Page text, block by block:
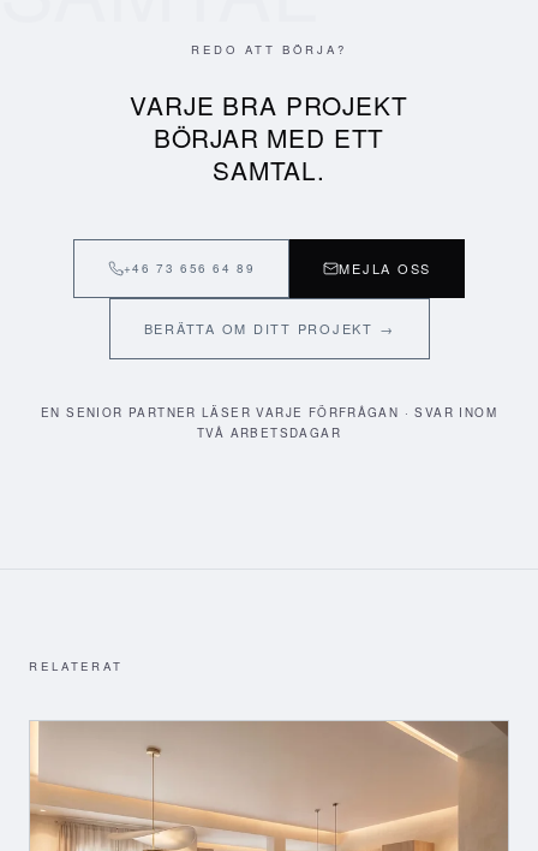
REDO ATT BÖRJA?
VARJE BRA PROJEKT
BÖRJAR MED ETT
SAMTAL.
+46 73 656 64 89 MEJLA OSS
BERÄTTA OM DITT PROJEKT →
EN SENIOR PARTNER LÄSER VARJE FÖRFRÅGAN · SVAR INOM
TVÅ ARBETSDAGAR
RELATERAT